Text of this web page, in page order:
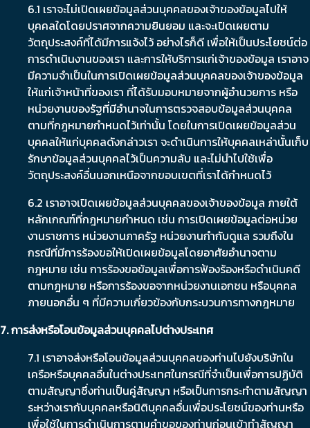
6.1 เราจะไม่เปิดเผยข้อมูลส่วนบุคคลของเจ้าของข้อมูลไปให้
บุคคลใดโดยปราศจากความยินยอม และจะเปิดเผยตาม
วัตถุประสงค์ที่ได้มีการแจ้งไว้ อย่างไรก็ดี เพื่อให้เป็นประโยชน์ต่อ
การดำเนินงานของเรา และการให้บริการแก่เจ้าของข้อมูล เราอาจ
มีความจำเป็นในการเปิดเผยข้อมูลส่วนบุคคลของเจ้าของข้อมูล
ให้แก่เจ้าหน้าที่ของเรา ที่ได้รับมอบหมายจากผู้อำนวยการ หรือ
หน่วยงานของรัฐที่มีอำนาจในการตรวจสอบข้อมูลส่วนบุคคล
ตามที่กฎหมายกำหนดไว้เท่านั้น โดยในการเปิดเผยข้อมูลส่วน
บุคคลให้แก่บุคคลดังกล่าวเรา จะดำเนินการให้บุคคลเหล่านั้นเก็บ
รักษาข้อมูลส่วนบุคคลไว้เป็นความลับ และไม่นำไปใช้เพื่อ
วัตถุประสงค์อื่นนอกเหนือจากขอบเขตที่เราได้กำหนดไว้
6.2 เราอาจเปิดเผยข้อมูลส่วนบุคคลของเจ้าของข้อมูล ภายใต้
หลักเกณฑ์ที่กฎหมายกำหนด เช่น การเปิดเผยข้อมูลต่อหน่วย
งานราชการ หน่วยงานภาครัฐ หน่วยงานกำกับดูแล รวมถึงใน
กรณีที่มีการร้องขอให้เปิดเผยข้อมูลโดยอาศัยอำนาจตาม
กฎหมาย เช่น การร้องขอข้อมูลเพื่อการฟ้องร้องหรือดำเนินคดี
ตามกฎหมาย หรือการร้องขอจากหน่วยงานเอกชน หรือบุคคล
ภายนอกอื่น ๆ ที่มีความเกี่ยวข้องกับกระบวนการทางกฎหมาย
7. การส่งหรือโอนข้อมูลส่วนบุคคลไปต่างประเทศ
7.1 เราอาจส่งหรือโอนข้อมูลส่วนบุคคลของท่านไปยังบริษัทใน
เครือหรือบุคคลอื่นในต่างประเทศในกรณีที่จำเป็นเพื่อการปฏิบัติ
ตามสัญญาซึ่งท่านเป็นคู่สัญญา หรือเป็นการกระทำตามสัญญา
ระหว่างเรากับบุคคลหรือนิติบุคคลอื่นเพื่อประโยชน์ของท่านหรือ
เพื่อใช้ในการดำเนินการตามคำขอของท่านก่อนเข้าทำสัญญา